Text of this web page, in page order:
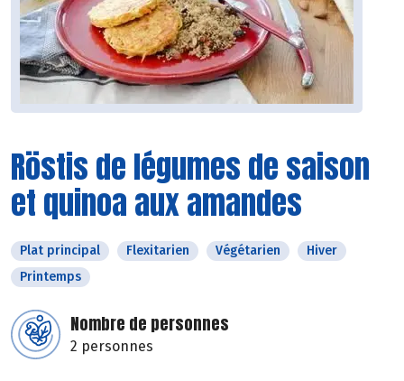
Röstis de légumes de saison
et quinoa aux amandes
Plat principal Flexitarien Végétarien
Hiver
Printemps
Nombre de personnes
2 personnes